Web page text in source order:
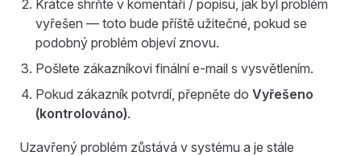
Krátce shrňte v komentáři / popisu, jak byl problém
vyřešen — toto bude příště užitečné, pokud se
podobný problém objeví znovu.
Pošlete zákazníkovi finální e-mail s vysvětlením.
Pokud zákazník potvrdí, přepněte do Vyřešeno
(kontrolováno).
Uzavřený problém zůstává v systému a je stále